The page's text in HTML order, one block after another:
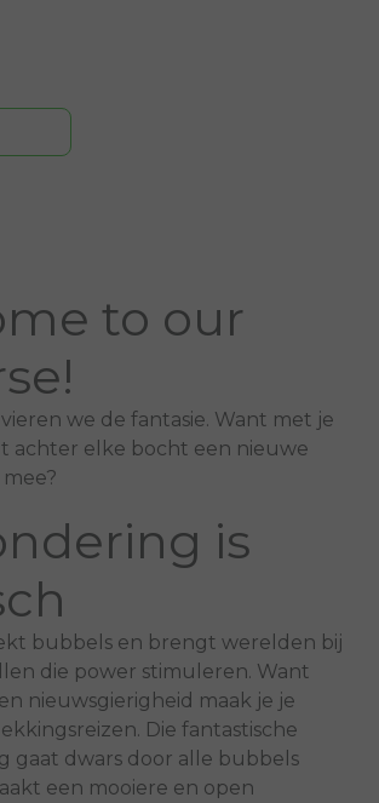
to our
we de fantasie. Want met je
achter elke bocht een nieuwe
is
bubbels en brengt werelden bij
die power stimuleren. Want
nieuwsgierigheid maak je je
Die fantastische
gaat dwars door alle bubbels
een mooiere en open